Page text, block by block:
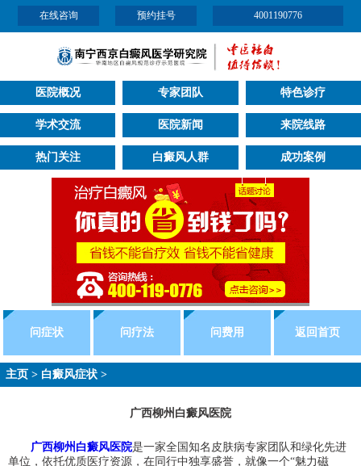
在线咨询 预约挂号 4001190776
医院概况 专家团队 特色诊疗
学术交流 医院新闻 来院线路
热门关注 白癜风人群 成功案例
问症状 问疗法 问费用 返回首页
主页 > 白癜风症状 >
广西柳州白癜风医院
广西柳州白癜风医院是一家全国知名皮肤病专家团队和绿化先进
单位，依托优质医疗资源，在同行中独享盛誉，就像一个“魅力磁